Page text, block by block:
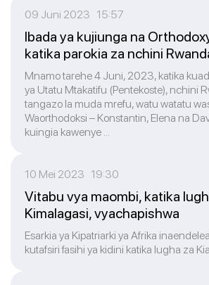
09 Juni 2023 15:57
Ibada ya kujiunga na
katika parokia za nchini
Mnamo tarehe 4 Juni, 2023, katika
ya Utatu Mtakatifu (Pentekoste), nchini
tangazo la muda mrefu, watu watatu
Waorthodoksi – Konstantin, Elena na
kuingia kawenye ...
10 Mei 2023 19:30
Vitabu vya maombi, katika
Kimalagasi, vyachapishwa
Esarkia ya Kipatriarki ya Afrika
kutafsiri fasihi ya kidini katika lugha za